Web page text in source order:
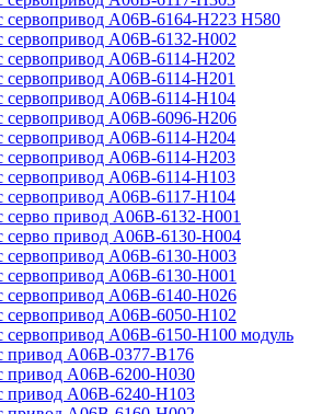
сервопривод A06B-6164-H223 H580
сервопривод A06B-6132-H002
сервопривод A06B-6114-H202
сервопривод A06B-6114-H201
сервопривод A06B-6114-H104
сервопривод A06B-6096-H206
сервопривод A06B-6114-H204
сервопривод A06B-6114-H203
сервопривод A06B-6114-H103
сервопривод A06B-6117-H104
серво привод A06B-6132-H001
серво привод A06B-6130-H004
сервопривод A06B-6130-H003
сервопривод A06B-6130-H001
сервопривод A06B-6140-H026
сервопривод A06B-6050-H102
сервопривод A06B-6150-H100 модуль
привод A06B-0377-B176
привод A06B-6200-H030
привод A06B-6240-H103